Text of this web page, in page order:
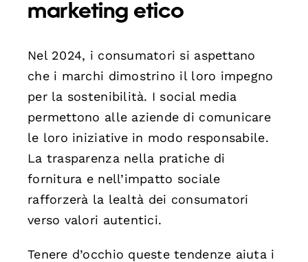
marketing etico
Nel 2024, i consumatori si aspettano
che i marchi dimostrino il loro impegno
per la sostenibilità. I social media
permettono alle aziende di comunicare
le loro iniziative in modo responsabile.
La trasparenza nella pratiche di
fornitura e nell’impatto sociale
rafforzerà la lealtà dei consumatori
verso valori autentici.
Tenere d’occhio queste tendenze aiuta i